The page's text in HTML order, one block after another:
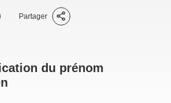
Partager
du prénom